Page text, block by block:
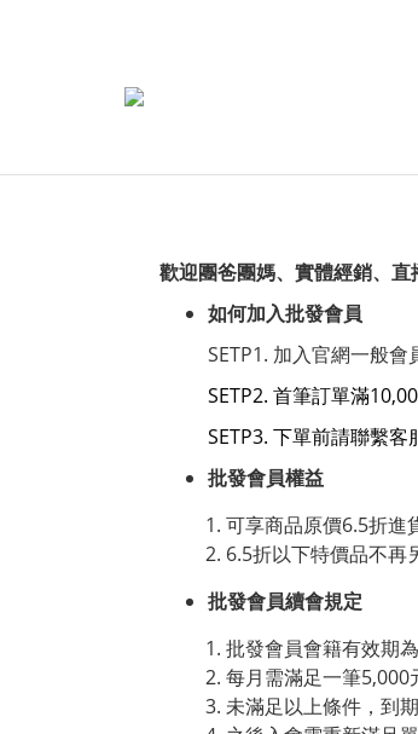
歡迎團爸團媽、實體經銷、
如何加入批發會員
SETP1. 加入官網一般會
SETP2. 首筆訂單滿
SETP3. 下單前請聯繫
批發會員權益
可享商品原價6.5折進
6.5折以下特價品不再
批發會員續會規定
批發會員會籍有效期
每月需滿足一筆
未滿足以上條件，到